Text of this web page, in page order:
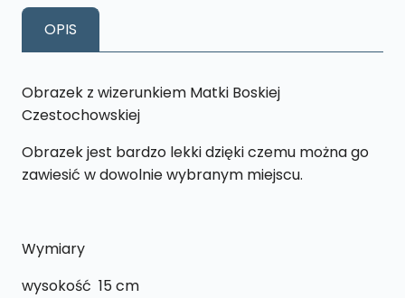
Matki
Boskiej
T12
OPIS
Obrazek z wizerunkiem Matki Boskiej
Czestochowskiej
Obrazek jest bardzo lekki dzięki czemu można go
zawiesić w dowolnie wybranym miejscu.
Wymiary
wysokość 15 cm